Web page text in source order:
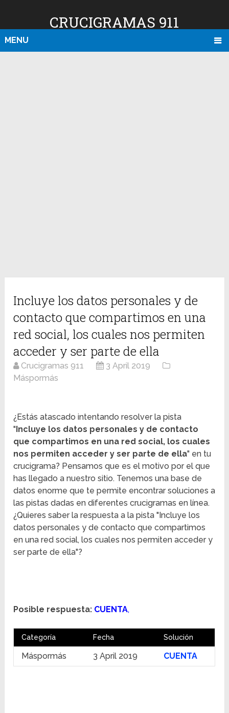
CRUCIGRAMAS 911
MENU
Incluye los datos personales y de
contacto que compartimos en una
red social, los cuales nos permiten
acceder y ser parte de ella
Crucigramas 911
3 April 2019
Máspormás
¿Estás atascado intentando resolver la pista
" Incluye los datos personales y de contacto
que compartimos en una red social, los cuales
nos permiten acceder y ser parte de ella" en tu
crucigrama? Pensamos que es el motivo por el que
has llegado a nuestro sitio. Tenemos una base de
datos enorme que te permite encontrar soluciones a
las pistas dadas en diferentes crucigramas en línea.
¿Quieres saber la respuesta a la pista "Incluye los
datos personales y de contacto que compartimos
en una red social, los cuales nos permiten acceder y
ser parte de ella"?
Posible respuesta: CUENTA,
Categoría Fecha Solución
Máspormás 3 April 2019 CUENTA